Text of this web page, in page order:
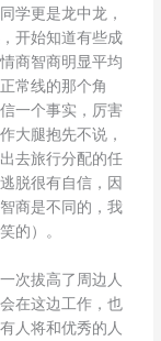
学更是龙中龙，
开始知道有些成
商智商明显平均
常线的那个角
一个事实，厉害
大腿抱先不说，
去旅行分配的任
脱很有自信，因
商是不同的，我
的）。
次拔高了周边人
在这边工作，也
人将和优秀的人